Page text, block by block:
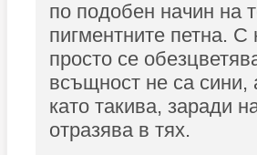
по подобен начин на
пигментните петна.
просто се
всъщност не са сини,
като такива, заради
отразява в тях.